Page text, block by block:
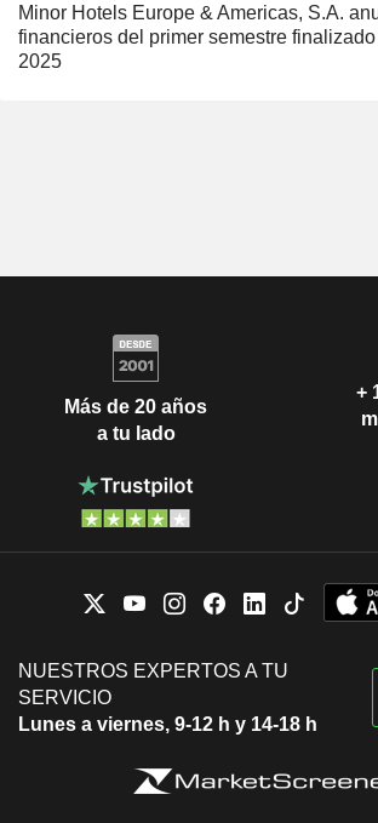
Minor Hotels Europe & Americas, S.A.
financieros del primer semestre
2025
Más de 20 años
a tu lado
+
NUESTROS EXPERTOS A TU
SERVICIO
Lunes a viernes, 9-12 h y 14-18 h